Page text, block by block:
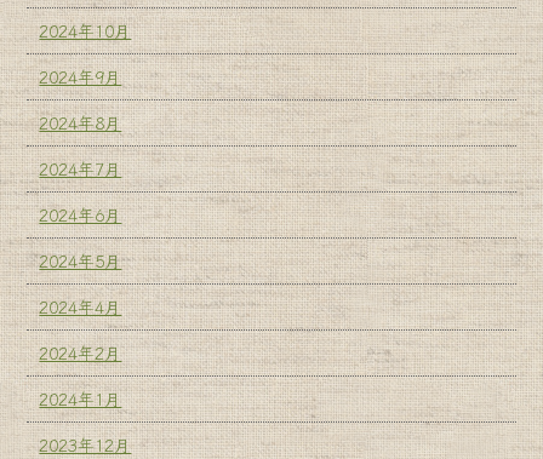
2024年10月
2024年9月
2024年8月
2024年7月
2024年6月
2024年5月
2024年4月
2024年2月
2024年1月
2023年12月